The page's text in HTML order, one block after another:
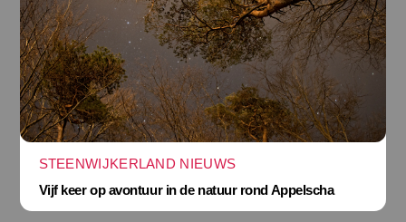
STEENWIJKERLAND NIEUWS
Vijf keer op avontuur in de natuur rond Appelscha